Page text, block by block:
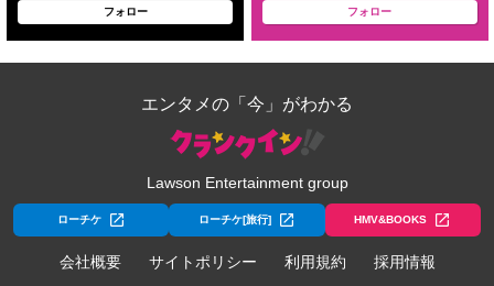
フォロー フォロー
エンタメの「今」がわかる
Lawson Entertainment group
ローチケ ローチケ[旅行] HMV&BOOKS
会社概要 サイトポリシー 利用規約 採用情報